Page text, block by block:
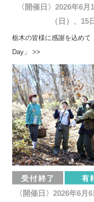
〈開催日〉2026年6
（日）、15
栃木の皆様に感謝を込めて
Day」 >>
〈開催日〉2026年6月